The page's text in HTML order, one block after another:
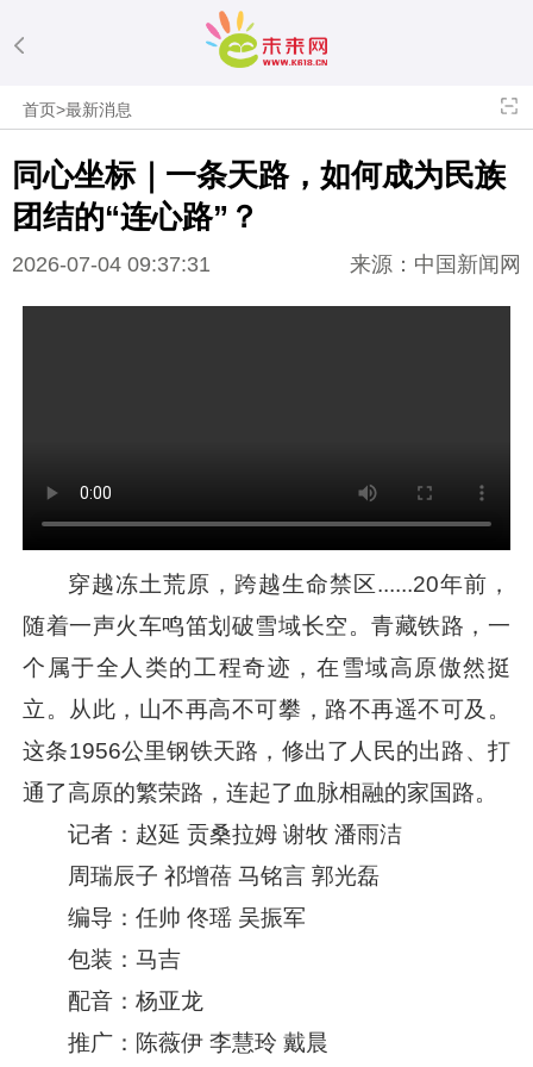
首页>最新消息
同心坐标｜一条天路，如何成为民族
团结的“连心路”？
2026-07-04 09:37:31 来源：中国新闻网
穿越冻土荒原，跨越生命禁区......20年前，
随着一声火车鸣笛划破雪域长空。青藏铁路，一
个属于全人类的工程奇迹，在雪域高原傲然挺
立。从此，山不再高不可攀，路不再遥不可及。
这条1956公里钢铁天路，修出了人民的出路、打
通了高原的繁荣路，连起了血脉相融的家国路。
记者：赵延 贡桑拉姆 谢牧 潘雨洁
周瑞辰子 祁增蓓 马铭言 郭光磊
编导：任帅 佟瑶 吴振军
包装：马吉
配音：杨亚龙
推广：陈薇伊 李慧玲 戴晨